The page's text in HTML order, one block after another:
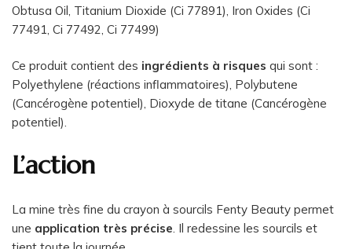
Obtusa Oil, Titanium Dioxide (Ci 77891), Iron Oxides (Ci
77491, Ci 77492, Ci 77499)
Ce produit contient des ingrédients à risques qui sont :
Polyethylene (réactions inflammatoires), Polybutene
(Cancérogène potentiel), Dioxyde de titane (Cancérogène
potentiel).
L’action
La mine très fine du crayon à sourcils Fenty Beauty permet
une application très précise. Il redessine les sourcils et